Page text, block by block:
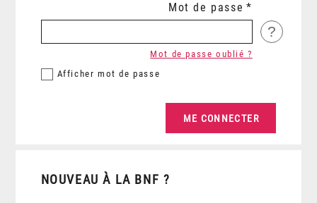
Mot de passe
?
Afficher mot de passe
Mot de passe oublié ?
NOUVEAU À LA BNF ?